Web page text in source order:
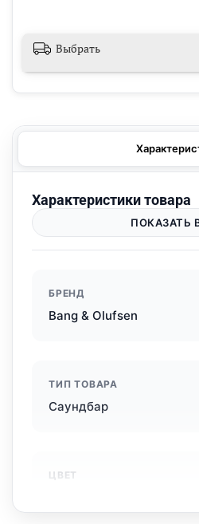
Выбрать
Характеристики товара
ПОКАЗАТЬ
БРЕНД
Bang & Olufsen
ТИП ТОВАРА
Саундбар
ЦВЕТ